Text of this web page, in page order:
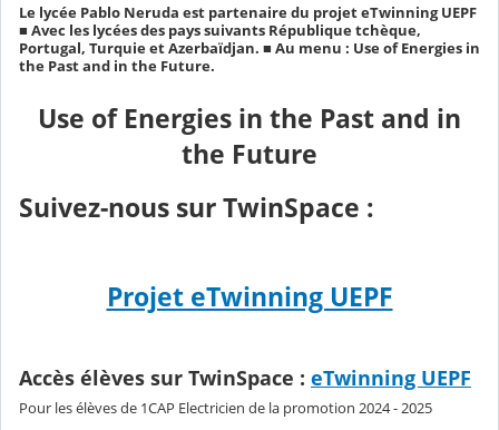
Le lycée Pablo Neruda est partenaire du projet eTwinning UEPF
■ Avec les lycées des pays suivants République tchèque,
Portugal, Turquie et Azerbaïdjan. ■ Au menu : Use of Energies in
the Past and in the Future.
Use of Energies in the Past and in
the Future
Suivez-nous sur TwinSpace :
Projet eTwinning UEPF
Accès élèves sur TwinSpace : eTwinning UEPF
Pour les élèves de 1CAP Electricien de la promotion 2024 - 2025